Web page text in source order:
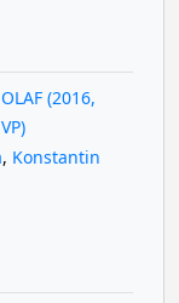
OLAF (2016,
VP)
, Konstantin